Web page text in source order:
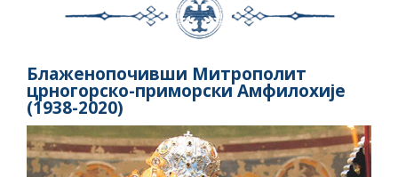
Блаженопочивши Митрополит
црногорско-приморски Амфилохије
(1938-2020)